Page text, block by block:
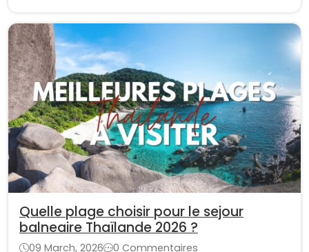
Quelle plage choisir pour le sejour
balneaire Thaïlande 2026 ?
09 March, 2026
0 Commentaires